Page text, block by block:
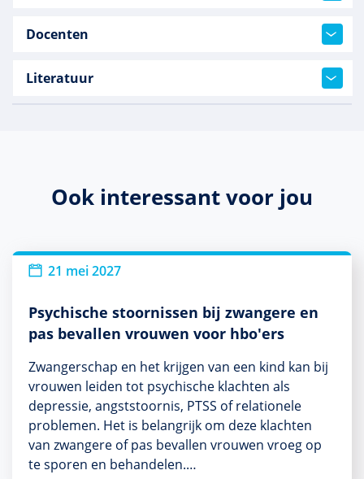
Docenten
Literatuur
Ook interessant voor jou
21 mei 2027
Psychische stoornissen bij zwangere en
pas bevallen vrouwen voor hbo'ers
Zwangerschap en het krijgen van een kind kan bij
vrouwen leiden tot psychische klachten als
depressie, angststoornis, PTSS of relationele
problemen. Het is belangrijk om deze klachten
van zwangere of pas bevallen vrouwen vroeg op
te sporen en behandelen.…